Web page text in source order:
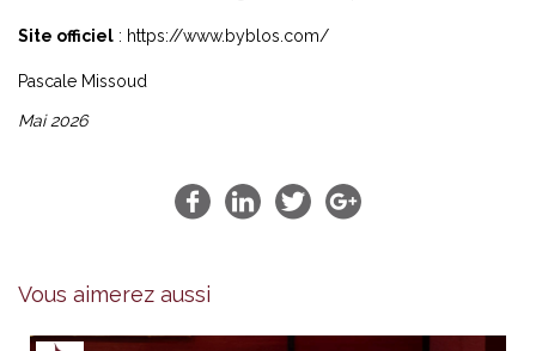
Site officiel : https://www.byblos.com/
Pascale Missoud
Mai 2026
Vous aimerez aussi